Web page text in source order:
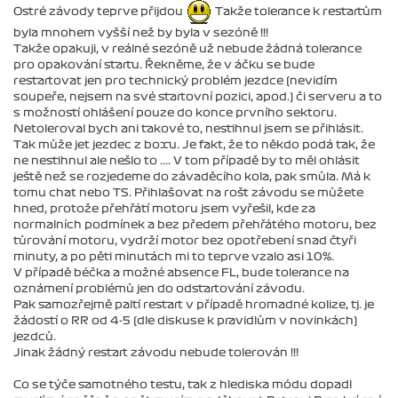
Ostré závody teprve přijdou Takže tolerance k restartům
byla mnohem vyšší než by byla v sezóně !!!
Takže opakuji, v reálné sezóně už nebude žádná tolerance
pro opakování startu. Řekněme, že v áčku se bude
restartovat jen pro technický problém jezdce (nevidím
soupeře, nejsem na své startovní pozici, apod.) či serveru a to
s možností ohlášení pouze do konce prvního sektoru.
Netoleroval bych ani takové to, nestihnul jsem se přihlásit.
Tak může jet jezdec z boxu. Je fakt, že to někdo podá tak, že
ne nestihnul ale nešlo to .... V tom případě by to měl ohlásit
ještě než se rozjedeme do závaděcího kola, pak smůla. Má k
tomu chat nebo TS. Přihlašovat na rošt závodu se můžete
hned, protože přehřátí motoru jsem vyřešil, kde za
normalních podmínek a bez předem přehřátého motoru, bez
tůrování motoru, vydrží motor bez opotřebení snad čtyři
minuty, a po pěti minutách mi to teprve vzalo asi 10%.
V případě béčka a možné absence FL, bude tolerance na
oznámení problémů jen do odstartování závodu.
Pak samozřejmě paltí restart v případě hromadné kolize, tj. je
žádostí o RR od 4-5 (dle diskuse k pravidlům v novinkách)
jezdců.
Jinak žádný restart závodu nebude tolerován !!!
Co se týče samotného testu, tak z hlediska módu dopadl